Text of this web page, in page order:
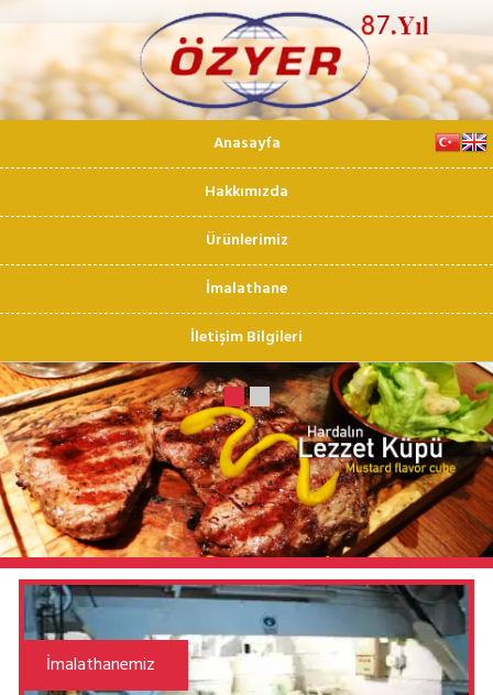
Anasayfa
Hakkımızda
Ürünlerimiz
İmalathane
İletişim Bilgileri
İmalathanemiz